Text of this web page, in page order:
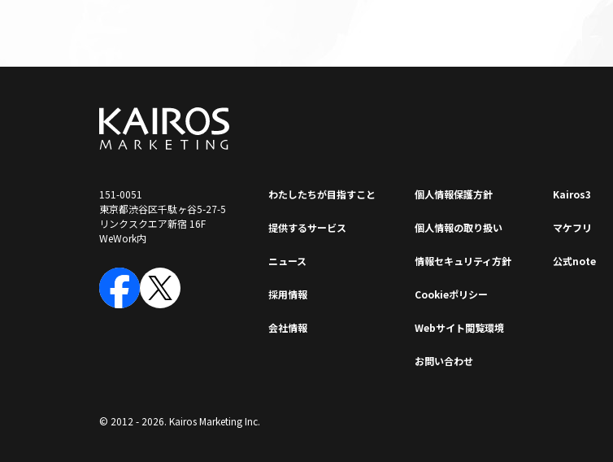
151-0051
東京都渋谷区千駄ヶ谷5-27-5
リンクスクエア新宿 16F
WeWork内
わたしたちが⽬指すこと
提供するサービス
ニュース
採⽤情報
会社情報
個⼈情報保護⽅針
個⼈情報の取り扱い
情報セキュリティ⽅針
Cookieポリシー
Webサイト閲覧環境
お問い合わせ
Kairos3
マケフリ
公式note
© 2012 - 2026. Kairos Marketing Inc.